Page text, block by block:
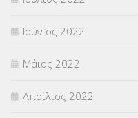
Ιούνιος 2022
Μάιος 2022
Απρίλιος 2022